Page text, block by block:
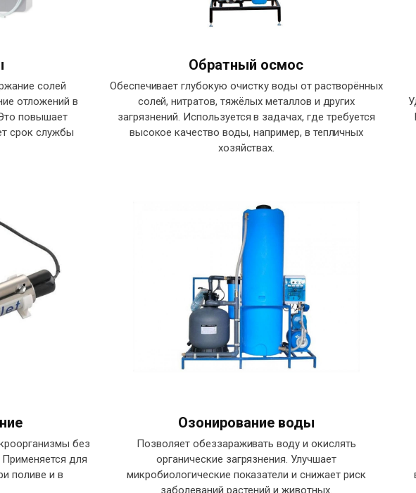
солей
отложений в
повышает
срок службы
Обратный осмос
Обеспечивает глубокую очистку воды от растворённых
солей, нитратов, тяжёлых металлов и других
загрязнений. Используется в задачах, где требуется
высокое качество воды, например, в тепличных
хозяйствах.
без
для
поливе и в
Озонирование воды
Позволяет обеззараживать воду и окислять
органические загрязнения. Улучшает
микробиологические показатели и снижает риск
заболеваний растений и животных.